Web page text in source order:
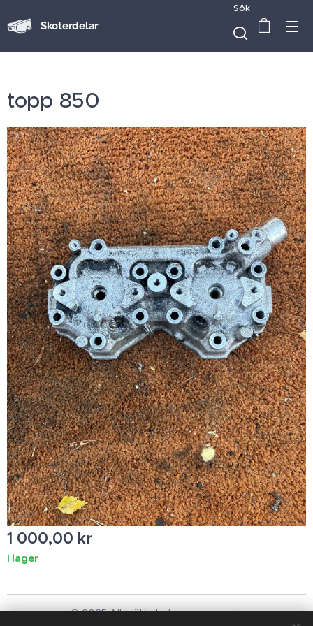
Skoterdelar
Sök
topp 850
1 000,00 kr
I lager
© 2025 Alla rättigheter reserverade